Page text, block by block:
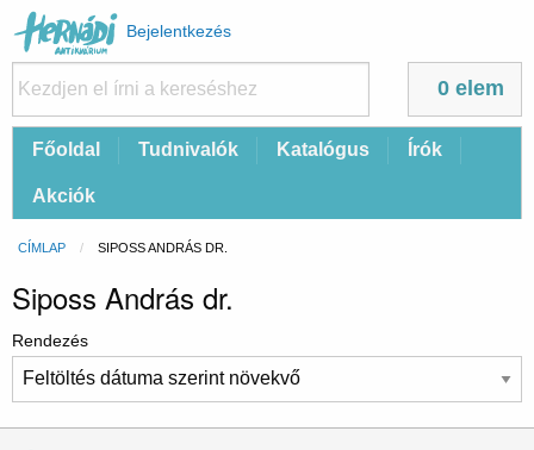
Felhasználói
fiók
menüje
Bejelentkezés
0 elem
FőFőoldal Tudnivalók Katalógus Írók
Akciók
Morzsa
CÍMLAP CURRENT:
SIPOSS ANDRÁS DR.
Siposs András dr.
Rendezés